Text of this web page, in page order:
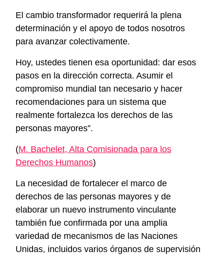
El cambio transformador requerirá la plena
determinación y el apoyo de todos nosotros
para avanzar colectivamente.
Hoy, ustedes tienen esa oportunidad: dar esos
pasos en la dirección correcta. Asumir el
compromiso mundial tan necesario y hacer
recomendaciones para un sistema que
realmente fortalezca los derechos de las
personas mayores”.
(M. Bachelet, Alta Comisionada para los
Derechos Humanos)
La necesidad de fortalecer el marco de
derechos de las personas mayores y de
elaborar un nuevo instrumento vinculante
también fue confirmada por una amplia
variedad de mecanismos de las Naciones
Unidas, incluidos varios órganos de supervisión